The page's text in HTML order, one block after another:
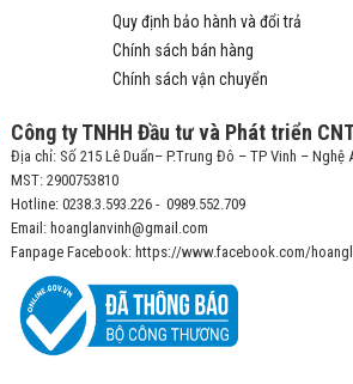
Quy định bảo hành và đổi trả
Chính sách bán hàng
Chính sách vận chuyển
Công ty TNHH Đầu tư và Phát triển
Địa chỉ: Số 215 Lê Duẩn– P.Trung Đô – TP Vinh – Nghệ
MST: 2900753810
Hotline: 0238.3.593.226 - 0989.552.709
Email: hoanglanvinh@gmail.com
Fanpage Facebook: https://www.facebook.com/